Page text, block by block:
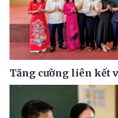
Tăng cường liên kết